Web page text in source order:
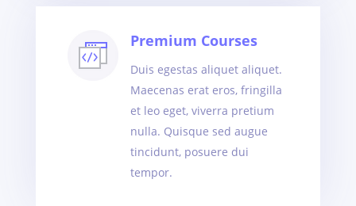
Premium Courses
Duis egestas aliquet aliquet.
Maecenas erat eros, fringilla
et leo eget, viverra pretium
nulla. Quisque sed augue
tincidunt, posuere dui
tempor.